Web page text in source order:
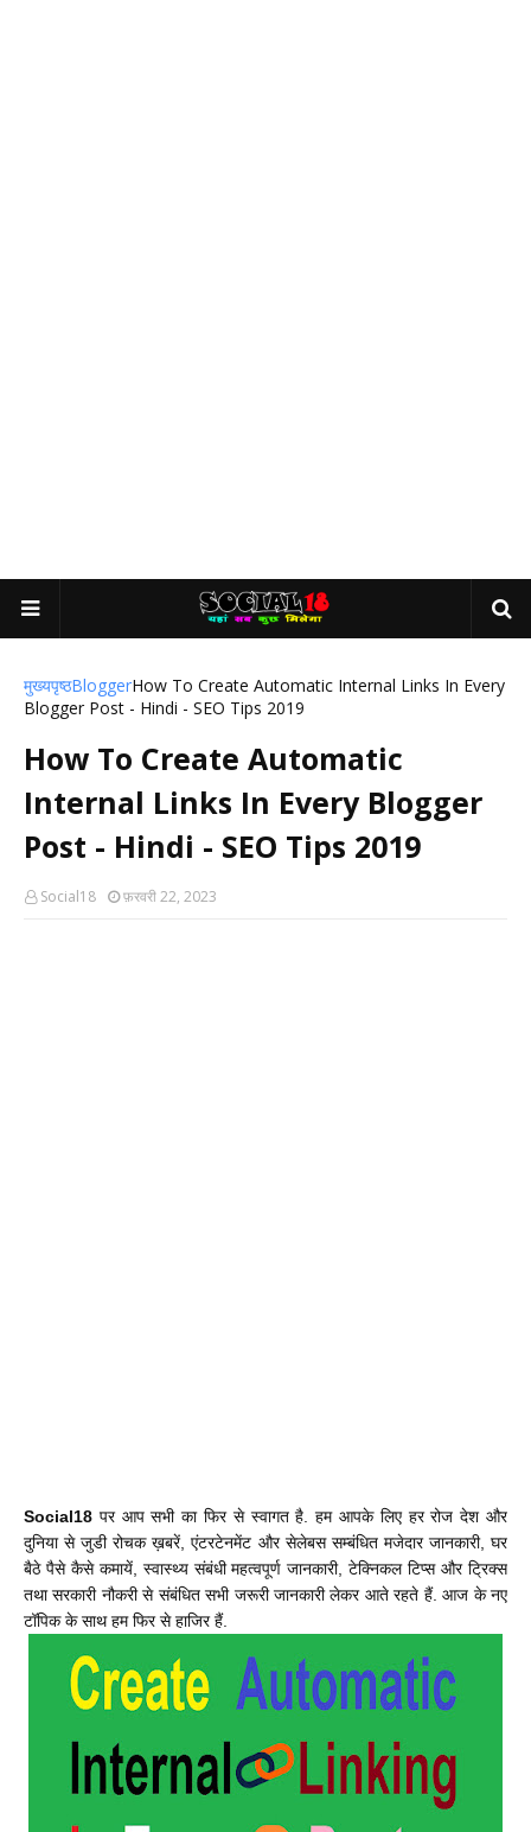
मुख्यपृष्ठBloggerHow To Create Automatic Internal Links In Every
Blogger Post - Hindi - SEO Tips 2019
How To Create Automatic
Internal Links In Every Blogger
Post - Hindi - SEO Tips 2019
Social18 फ़रवरी 22, 2023
Social18 पर आप सभी का फिर से स्वागत है. हम आपके लिए हर रोज देश और
दुनिया से जुडी रोचक ख़बरें, एंटरटेनमेंट और सेलेबस सम्बंधित मजेदार जानकारी, घर
बैठे पैसे कैसे कमायें, स्वास्थ्य संबंधी महत्वपूर्ण जानकारी, टेक्निकल टिप्स और ट्रिक्स
तथा सरकारी नौकरी से संबंधित सभी जरूरी जानकारी लेकर आते रहते हैं. आज के नए
टॉपिक के साथ हम फिर से हाजिर हैं.